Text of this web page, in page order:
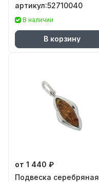
артикул:52710040
В наличии
В корзину
от 1 440 ₽
Подвеска серебряная,